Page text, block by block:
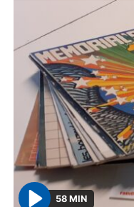
58 MIN